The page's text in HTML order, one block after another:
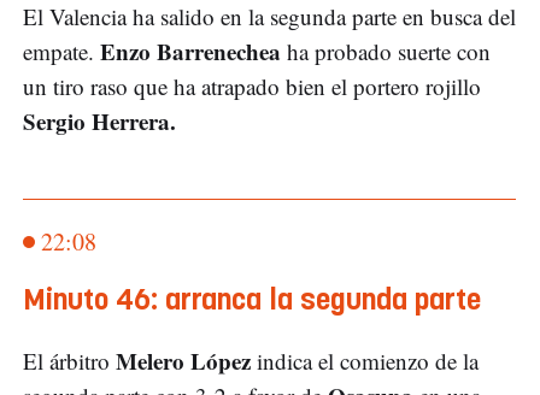
El Valencia ha salido en la segunda parte en busca del
empate. Enzo Barrenechea ha probado suerte con
un tiro raso que ha atrapado bien el portero rojillo
Sergio Herrera.
22:08
Minuto 46: arranca la segunda parte
El árbitro Melero López indica el comienzo de la